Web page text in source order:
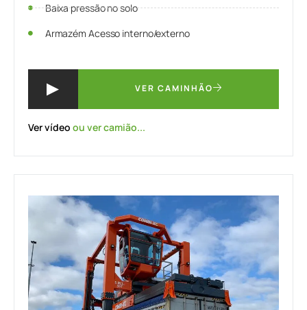
Baixa pressão no solo
Armazém Acesso interno/externo
VER CAMINHÃO
Ver vídeo ou ver camião...